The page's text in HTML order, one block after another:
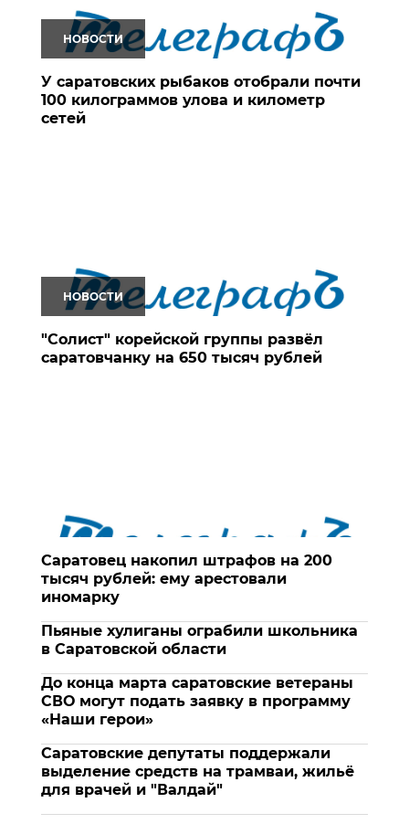
НОВОСТИ
У саратовских рыбаков отобрали почти
100 килограммов улова и километр
сетей
НОВОСТИ
"Солист" корейской группы развёл
саратовчанку на 650 тысяч рублей
Саратовец накопил штрафов на 200
тысяч рублей: ему арестовали
иномарку
Пьяные хулиганы ограбили школьника
в Саратовской области
До конца марта саратовские ветераны
СВО могут подать заявку в программу
«Наши герои»
Саратовские депутаты поддержали
выделение средств на трамваи, жильё
для врачей и "Валдай"